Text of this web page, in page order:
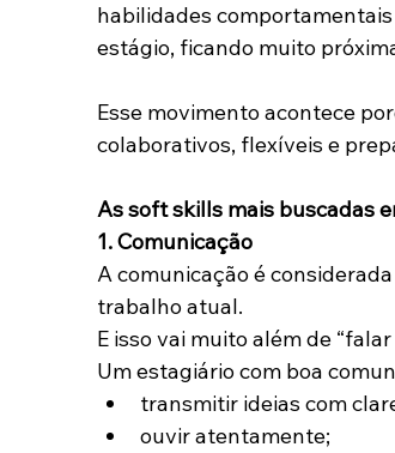
habilidades
estágio, ficando muito
Esse movimento acontece
colaborativos, flexíveis e
As soft skills mais buscadas
1. Comunicação
A comunicação é
trabalho atual.
E isso vai muito além de “falar
Um estagiário com boa
transmitir ideias com
ouvir atentamente;